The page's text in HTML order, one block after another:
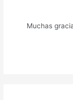
Muchas